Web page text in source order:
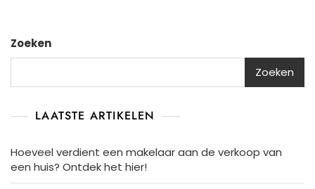
Zoeken
Zoeken
LAATSTE ARTIKELEN
Hoeveel verdient een makelaar aan de verkoop van
een huis? Ontdek het hier!